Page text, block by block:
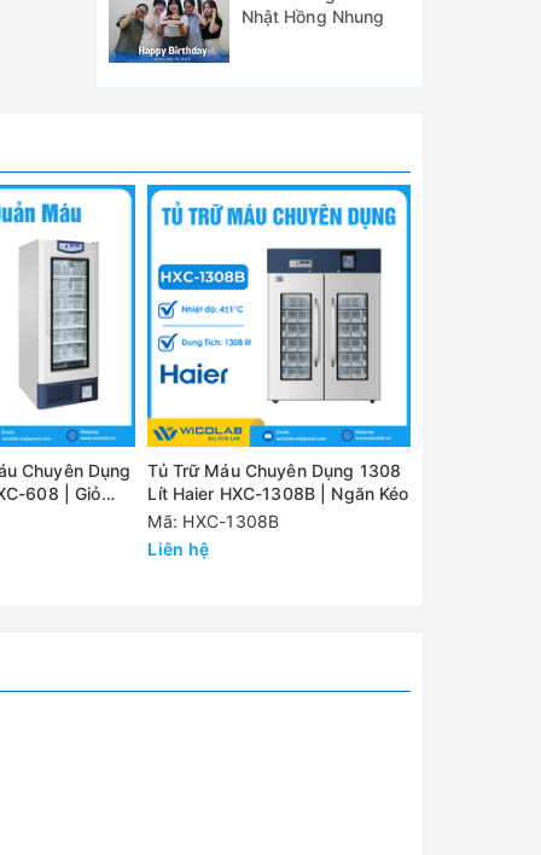
độ,
đảm
kiệm
độ
và
cấp
Nhật Hồng Nhung
Chuyên Dụng
608 | Giỏ
Tủ Trữ Máu Chuyên Dụng 1308
Lít Haier HXC-1308B | Ngăn Kéo
Mã: HXC-1308B
Liên hệ